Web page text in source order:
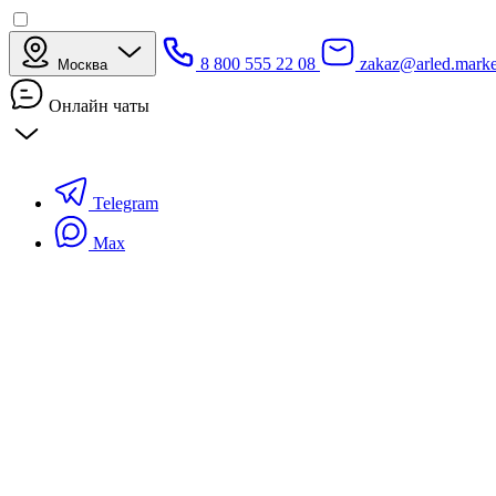
Москва 8 800 555 22 08
Онлайн чаты
Telegram
Max